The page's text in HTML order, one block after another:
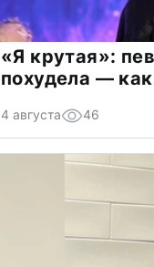
«Я крутая»:
похудела —
4 августа 46